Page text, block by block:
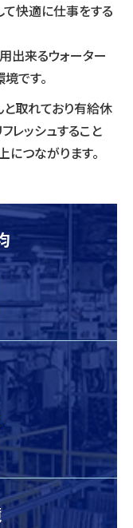
快適に仕事をする
出来るウォーター
です。
取れており有給休
レッシュすること
につながります。